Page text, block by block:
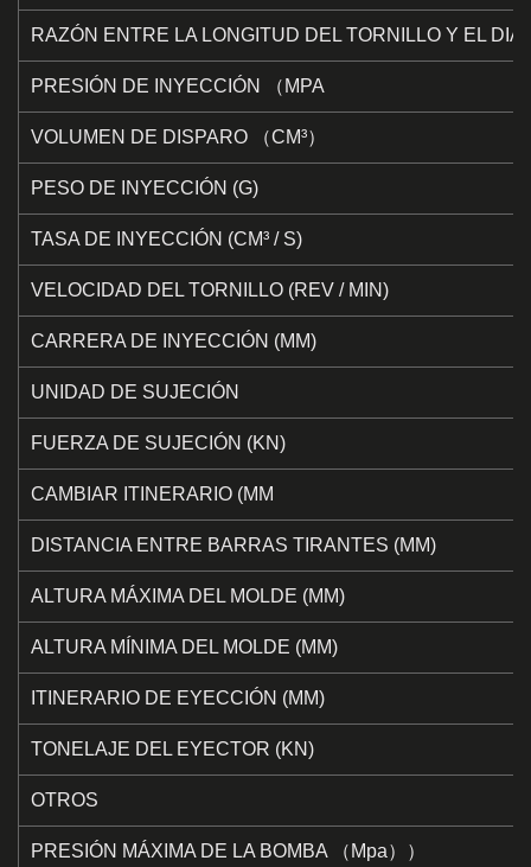
RAZÓN ENTRE LA LONGITUD DEL TORNILLO Y EL
PRESIÓN DE INYECCIÓN （MPA
VOLUMEN DE DISPARO （CM³）
PESO DE INYECCIÓN (G)
TASA DE INYECCIÓN (CM³ / S)
VELOCIDAD DEL TORNILLO (REV / MIN)
CARRERA DE INYECCIÓN (MM)
UNIDAD DE SUJECIÓN
FUERZA DE SUJECIÓN (KN)
CAMBIAR ITINERARIO (MM
DISTANCIA ENTRE BARRAS TIRANTES (MM)
ALTURA MÁXIMA DEL MOLDE (MM)
ALTURA MÍNIMA DEL MOLDE (MM)
ITINERARIO DE EYECCIÓN (MM)
TONELAJE DEL EYECTOR (KN)
OTROS
PRESIÓN MÁXIMA DE LA BOMBA （Mpa））